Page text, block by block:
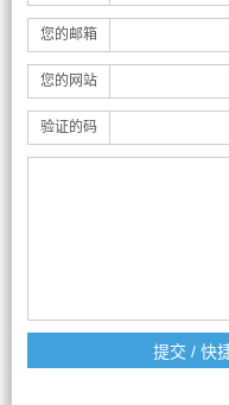
您的邮箱
您的网站
验证的码